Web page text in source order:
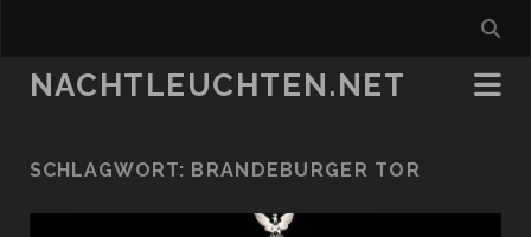
NACHTLEUCHTEN.NET
SCHLAGWORT: BRANDEBURGER TOR